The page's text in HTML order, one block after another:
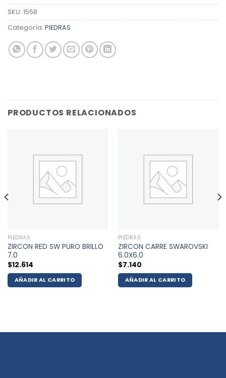
SKU: 1558
Categoría: PIEDRAS
PRODUCTOS RELACIONADOS
PIEDRAS
ZIRCON RED SW PURO BRILLO
7.0
$12.614
AÑADIR AL CARRITO
PIEDRAS
ZIRCON CARRE SWAROVSKI
6.0X6.0
$7.140
AÑADIR AL CARRITO